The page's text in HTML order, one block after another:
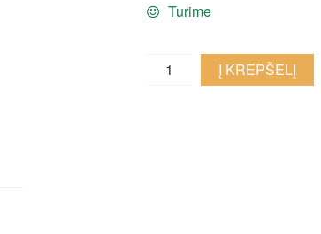
Turime
HeucherėlėĮ KREPŠELĮ